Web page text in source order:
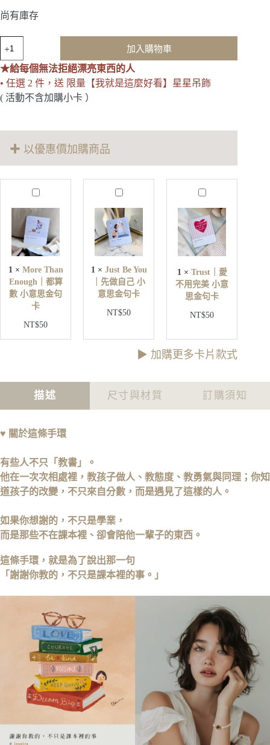
尚有庫存
課
本
之
外
｜
洛
珠
手
加入購物車
★給每個無法拒絕漂亮東西的人
• 任選 2 件，送 限量【我就是這麼好看】星星吊飾
( 活動不含加購小卡 ）
✚ 以優惠價加購商品
M
r
T
h
a
E
n
o
u
h
｜
小
意
金
句
1× More Than
Enough｜都算
數 小意思金句
卡
NT$50
J
s
t
B
e
Y
o
u
｜
做
己
金
句
1× Just Be You
｜先做自己 小
意思金句卡
NT$50
T
u
s
t
｜
不
用
完
美
思
金
1× Trust｜愛
不用完美 小意
思金句卡
NT$50
▶︎ 加購更多卡片款式
描述 尺寸與材質 訂購須知
♥ 關於這條手環
有些人不只「教書」。
他在一次次相處裡，教孩子做人、教態度、教勇氣與同理； 你知
道孩子的改變，不只來自分數，而是遇見了這樣的人。
如果你想謝的，不只是學業，
而是那些不在課本裡、卻會陪他一輩子的東西。
這條手環，就是為了說出那一句
「謝謝你教的，不只是課本裡的事。」